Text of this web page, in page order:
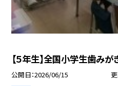
【５年生】全国小学生歯みが
公開日 2026/06/15